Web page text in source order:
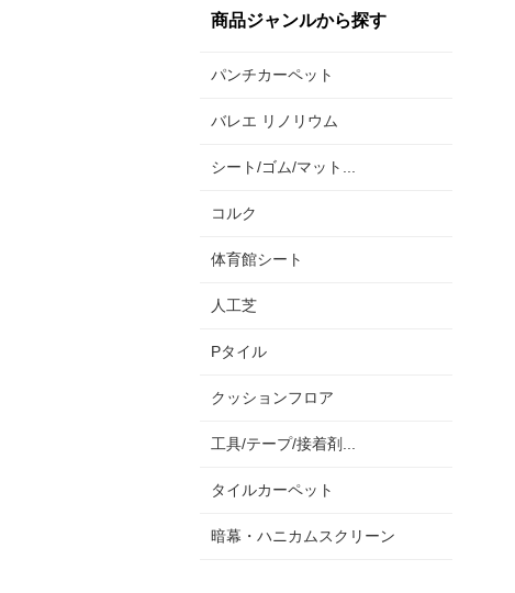
商品ジャンルから探す
パンチカーペット
バレエ リノリウム
シート/ゴム/マット...
コルク
体育館シート
人工芝
Pタイル
クッションフロア
工具/テープ/接着剤...
タイルカーペット
暗幕・ハニカムスクリーン